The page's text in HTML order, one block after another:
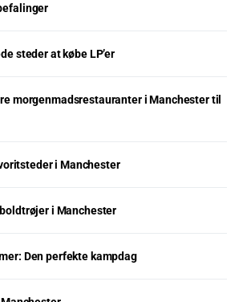
steder at købe LP’er
morgenmadsrestauranter i Manchester til
i Manchester
i Manchester
Den perfekte kampdag